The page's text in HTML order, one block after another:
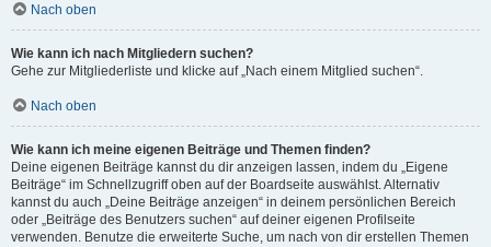
Nach oben
Wie kann ich nach Mitgliedern suchen?
Gehe zur Mitgliederliste und klicke auf „Nach einem Mitglied suchen“.
Nach oben
Wie kann ich meine eigenen Beiträge und Themen finden?
Deine eigenen Beiträge kannst du dir anzeigen lassen, indem du „Eigene
Beiträge“ im Schnellzugriff oben auf der Boardseite auswählst. Alternativ
kannst du auch „Deine Beiträge anzeigen“ in deinem persönlichen Bereich
oder „Beiträge des Benutzers suchen“ auf deiner eigenen Profilseite
verwenden. Benutze die erweiterte Suche, um nach von dir erstellen Themen